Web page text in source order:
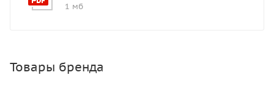
1 мб
Товары бренда